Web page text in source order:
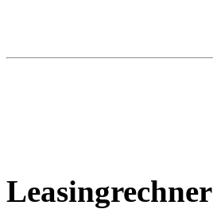
Leasingrechner